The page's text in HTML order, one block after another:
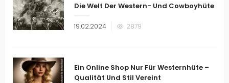
Die Welt Der Western- Und Cowboyhüte
Veröffentlicht
19.02.2024 2879
Ein Online Shop Nur Für Westernhüte –
Qualität Und Stil Vereint